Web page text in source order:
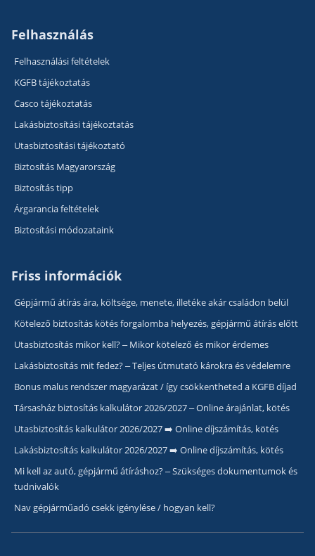
Felhasználás
Felhasználási feltételek
KGFB tájékoztatás
Casco tájékoztatás
Lakásbiztosítási tájékoztatás
Utasbiztosítási tájékoztató
Biztosítás Magyarország
Biztosítás tipp
Árgarancia feltételek
Biztosítási módozataink
Friss információk
Gépjármű átírás ára, költsége, menete, illetéke akár családon belül
Kötelező biztosítás kötés forgalomba helyezés, gépjármű átírás előtt
Utasbiztosítás mikor kell? – Mikor kötelező és mikor érdemes
Lakásbiztosítás mit fedez? – Teljes útmutató károkra és védelemre
Bonus malus rendszer magyarázat / így csökkentheted a KGFB díjad
Társasház biztosítás kalkulátor 2026/2027 – Online árajánlat, kötés
Utasbiztosítás kalkulátor 2026/2027 ➡️ Online díjszámítás, kötés
Lakásbiztosítás kalkulátor 2026/2027 ➡️ Online díjszámítás, kötés
Mi kell az autó, gépjármű átíráshoz? – Szükséges dokumentumok és
tudnivalók
Nav gépjárműadó csekk igénylése / hogyan kell?